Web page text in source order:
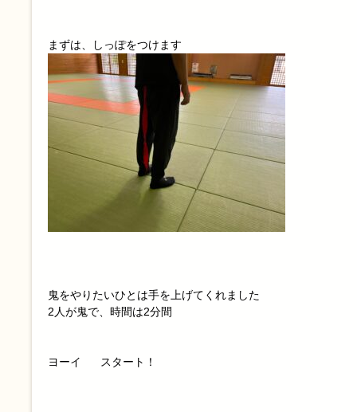
まずは、しっぽをつけます
鬼をやりたいひとは手を上げてくれました
2人が鬼で、時間は2分間
ヨーイ スタート ！